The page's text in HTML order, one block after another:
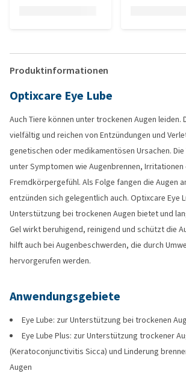
Produktinformationen
Optixcare Eye Lube
Auch Tiere können unter trockenen Augen leiden.
vielfältig und reichen von Entzündungen und
genetischen oder medikamentösen Ursachen. Die
unter Symptomen wie Augenbrennen, Irritationen
Fremdkörpergefühl. Als Folge fangen die Augen
entzünden sich gelegentlich auch. Optixcare Eye
Unterstützung bei trockenen Augen bietet und
Gel wirkt beruhigend, reinigend und schützt die
hilft auch bei Augenbeschwerden, die durch
hervorgerufen werden.
Anwendungsgebiete
Eye Lube: zur Unterstützung bei trockenen
Eye Lube Plus: zur Unterstützung trockener
(Keratoconjunctivitis Sicca) und Linderung
Augen